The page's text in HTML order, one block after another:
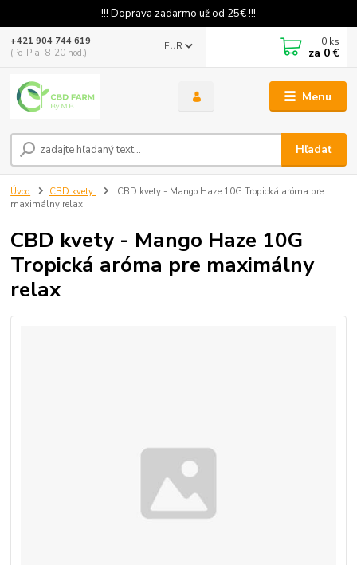
!!! Doprava zadarmo už od 25€ !!!
Menu
EUR
Hľadať
+421 904 744 619
(Po-Pia, 8-20 hod.)
0 ks
za 0 €
Úvod CBD kvety
CBD kvety - Mango Haze 10G Tropická aróma pre
maximálny relax
CBD kvety - Mango Haze 10G
Tropická aróma pre maximálny
relax